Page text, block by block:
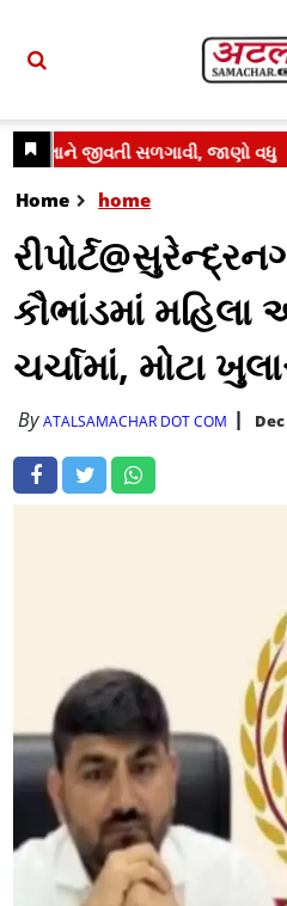
Home home
કૌભાંડમાં મહિલા
ચર્ચામાં, મોટા
ByATALSAMACHAR DOT COM